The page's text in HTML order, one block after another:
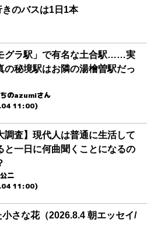
のバスは1日1本
グラ駅」で有名な土合駅……実
の秘境駅はお隣の湯檜曽駅だっ
のazumiさん
11:00)
調査】現代人は普通に生活して
と一日に何曲聞くことになるの
二
11:00)
さな花（2026.8.4 朝エッセイ/